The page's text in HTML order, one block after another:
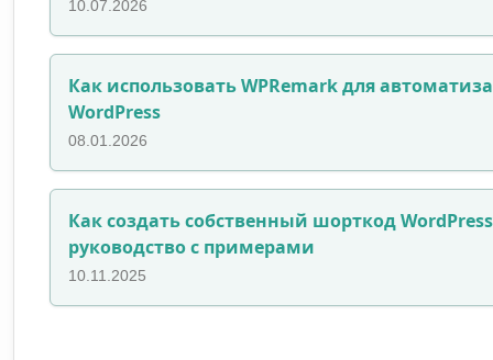
10.07.2026
Как использовать WPRemark для
WordPress
08.01.2026
Как создать собственный шорткод
руководство с примерами
10.11.2025